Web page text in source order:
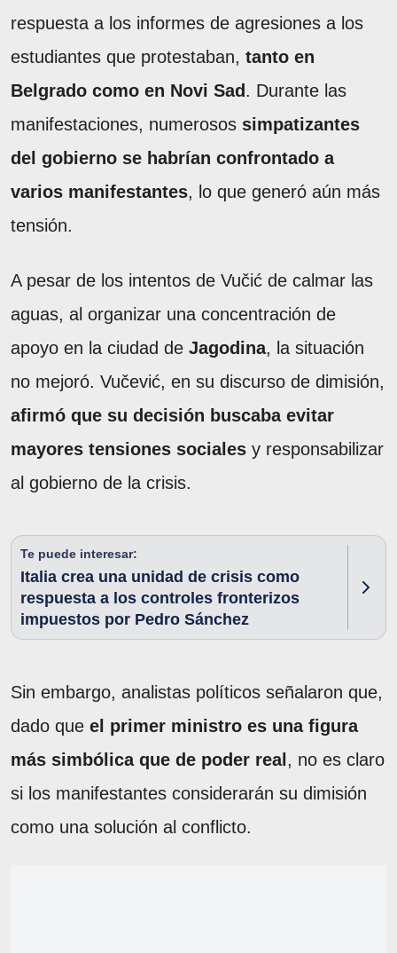
respuesta a los informes de agresiones a los
estudiantes que protestaban, tanto en
Belgrado como en Novi Sad . Durante las
manifestaciones, numerosos simpatizantes
del gobierno se habrían confrontado a
varios manifestantes, lo que generó aún más
tensión.
A pesar de los intentos de Vučić de calmar las
aguas, al organizar una concentración de
apoyo en la ciudad de Jagodina, la situación
no mejoró. Vučević, en su discurso de dimisión,
afirmó que su decisión buscaba evitar
mayores tensiones sociales y responsabilizar
al gobierno de la crisis.
Te puede interesar:
Italia crea una unidad de crisis como
respuesta a los controles fronterizos
impuestos por Pedro Sánchez
Sin embargo, analistas políticos señalaron que,
dado que el primer ministro es una figura
más simbólica que de poder real , no es claro
si los manifestantes considerarán su dimisión
como una solución al conflicto.